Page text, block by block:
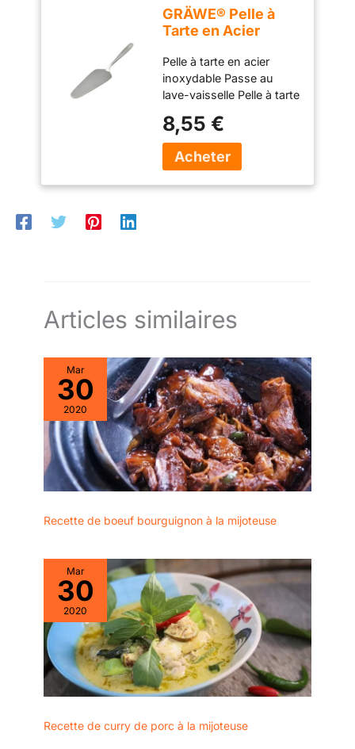
GRÄWE® Pelle à
Tarte en Acier
Königstein
Pelle à tarte en acier
inoxydable Passe au
lave-vaisselle Pelle à tarte
à la main Matériau : acier
inoxydable chromé 18 %
8,55 €
Articles similaires
Mar
30
2020
Recette de boeuf bourguignon à la mijoteuse
Mar
30
2020
Recette de curry de porc à la mijoteuse